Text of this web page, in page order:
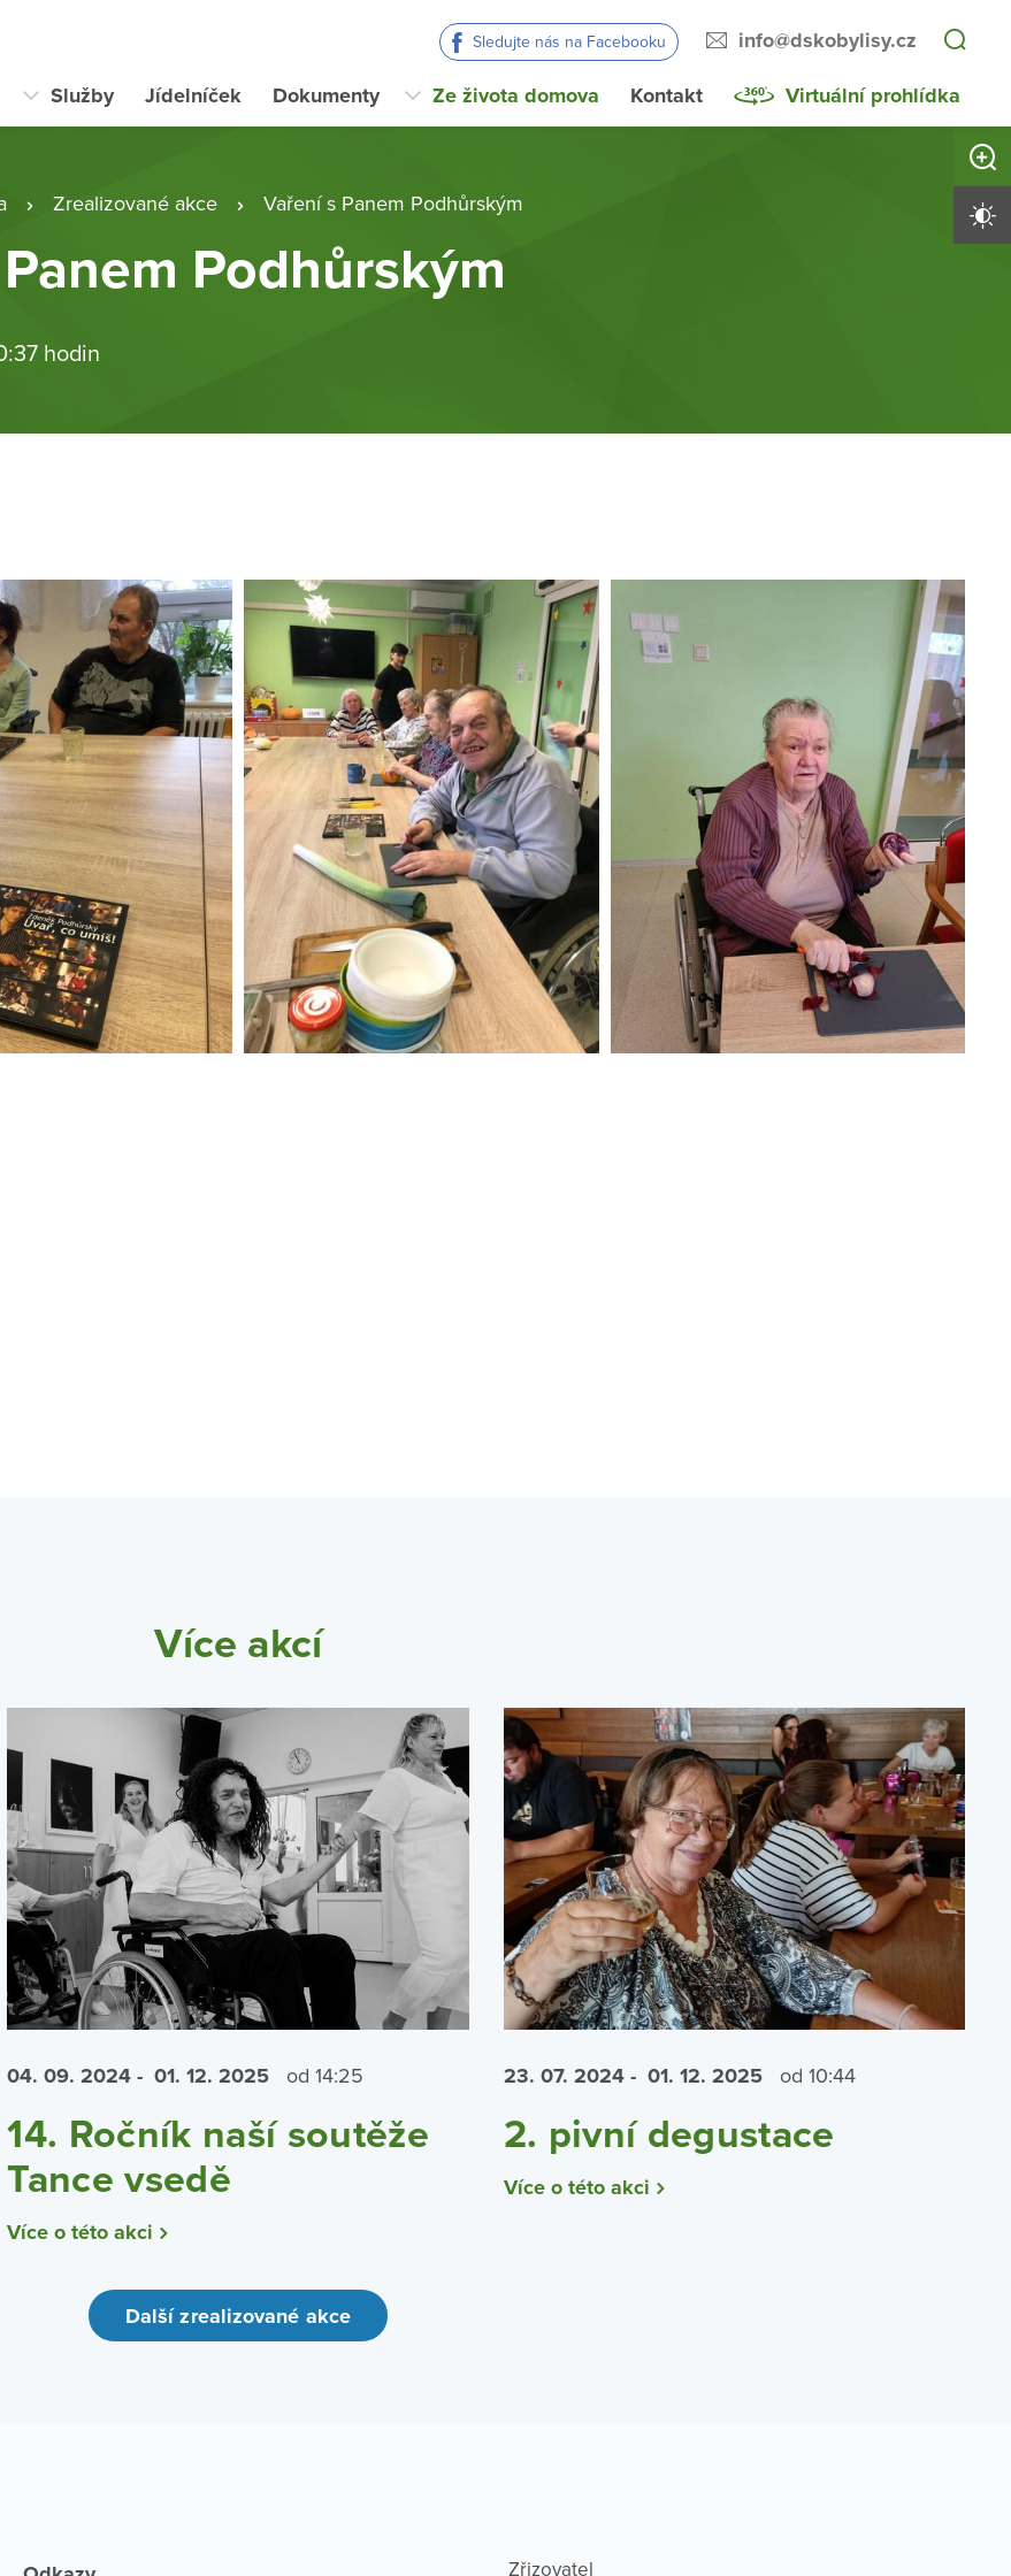
Sledujte nás na Facebooku info@dskobylisy.cz
Služby Jídelníček Dokumenty Ze života domova Kontakt Virtuální prohlídka
Zrealizované akce Vaření s Panem Podhůrským
Podhůrským
hodin
Více akcí
04. 09.2024 - 01. 12.2025 od 14:25
14. Ročník naší soutěže
Tance vsedě
Více o této akci
23. 07. 2024- 01. 12. 2025 od 10:44
2. pivní degustace
Více o této akci
Další zrealizované akce
Zřizovatel